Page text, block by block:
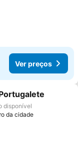
Ver preços
favoritos
disponível
da cidade